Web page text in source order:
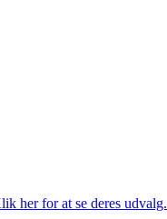
her for at se deres udvalg.